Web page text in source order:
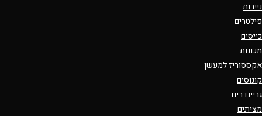
ניירות
פילטרים
כייסים
מכונות
אקססוריז למעשן
קונוסים
גריינדרים
מציתים